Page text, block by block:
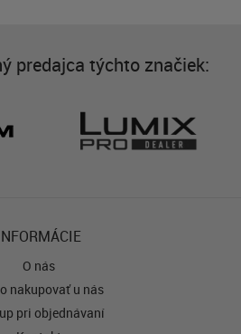
predajca týchto značiek:
O nás
nakupovať u nás
pri objednávaní